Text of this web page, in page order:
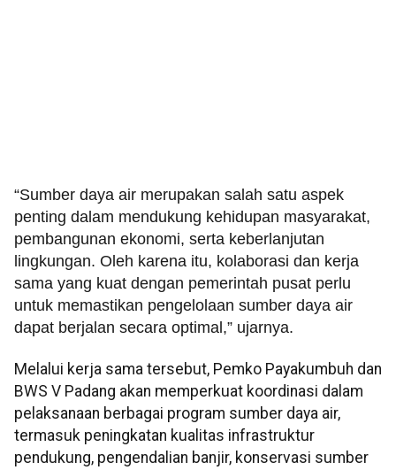
“Sumber daya air merupakan salah satu aspek
penting dalam mendukung kehidupan masyarakat,
pembangunan ekonomi, serta keberlanjutan
lingkungan. Oleh karena itu, kolaborasi dan kerja
sama yang kuat dengan pemerintah pusat perlu
untuk memastikan pengelolaan sumber daya air
dapat berjalan secara optimal,” ujarnya.
Melalui kerja sama tersebut, Pemko Payakumbuh dan
BWS V Padang akan memperkuat koordinasi dalam
pelaksanaan berbagai program sumber daya air,
termasuk peningkatan kualitas infrastruktur
pendukung, pengendalian banjir, konservasi sumber